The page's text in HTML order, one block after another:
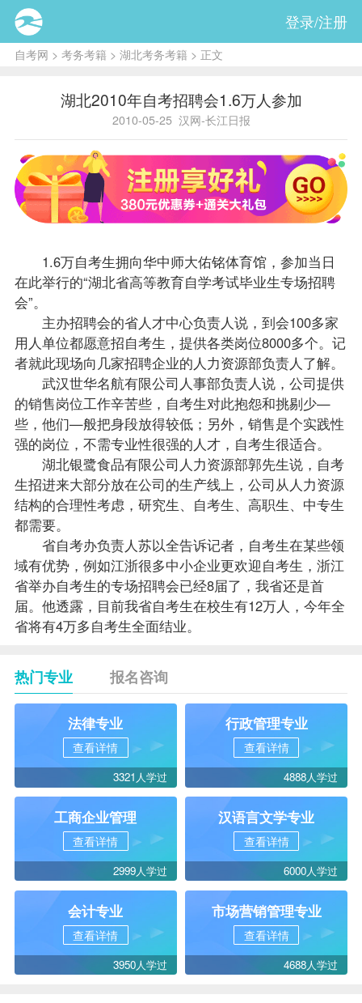
登录/注册
自考网 > 考务考籍 > 湖北考务考籍 > 正文
湖北2010年自考招聘会1.6万人参加
2010-05-25 汉网-长江日报
1.6万自考生拥向华中师大佑铭体育馆，参加当日
在此举行的“湖北省高等教育自学考试毕业生专场招聘
会”。
主办招聘会的省人才中心负责人说，到会100多家
用人单位都愿意招自考生，提供各类岗位8000多个。记
者就此现场向几家招聘企业的人力资源部负责人了解。
武汉世华名航有限公司人事部负责人说，公司提供
的销售岗位工作辛苦些，自考生对此抱怨和挑剔少—
些，他们—般把身段放得较低；另外，销售是个实践性
强的岗位，不需专业性很强的人才，自考生很适合。
湖北银鹭食品有限公司人力资源部郭先生说，自考
生招进来大部分放在公司的生产线上，公司从人力资源
结构的合理性考虑，研究生、自考生、高职生、中专生
都需要。
省自考办负责人苏以全告诉记者，自考生在某些领
域有优势，例如江浙很多中小企业更欢迎自考生，浙江
省举办自考生的专场招聘会已经8届了，我省还是首
届。他透露，目前我省自考生在校生有12万人，今年全
省将有4万多自考生全面结业。
热门专业 报名咨询
法律专业
查看详情
3321人学过
行政管理专业
查看详情
4888人学过
工商企业管理
查看详情
2999人学过
汉语言文学专业
查看详情
6000人学过
会计专业
查看详情
3950人学过
市场营销管理专业
查看详情
4688人学过